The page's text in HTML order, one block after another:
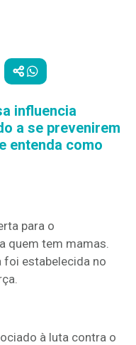
influencia
a se prevenirem
entenda como
para o
quem tem mamas.
foi estabelecida no
à luta contra o